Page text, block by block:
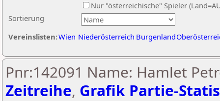
Sortierung
Nur "österreichische" Spieler
Vereinslisten:Wien Niederösterreich Burgenland
Pnr:142091 Name: Hamlet
Zeitreihe, Grafik Partie-